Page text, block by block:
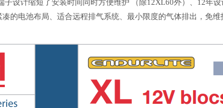
子设计缩短了安装时间同时方便维护 （除12XL60外）、12年
的电池布局、适合远程排气系统、最小限度的气体排出，免维